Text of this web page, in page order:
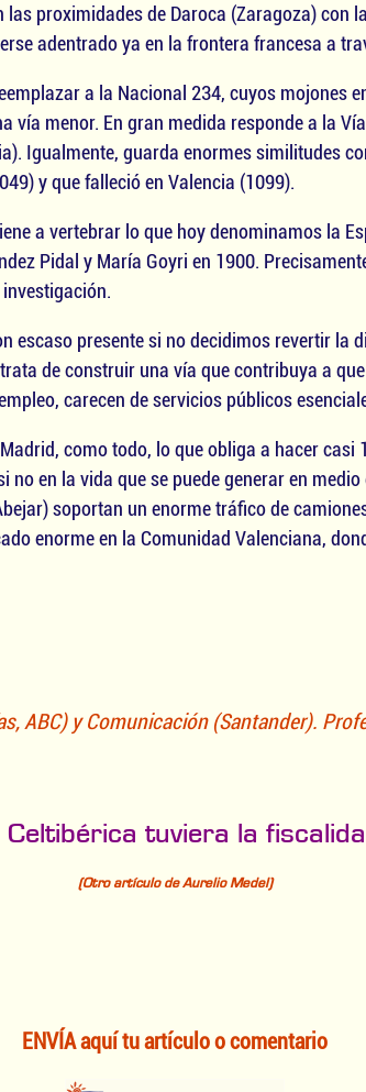
proximidades de Daroca (Zaragoza) con
adentrado ya en la frontera francesa a
a la Nacional 234, cuyos mojones
vía menor. En gran medida responde a la
Igualmente, guarda enormes similitudes
y que falleció en Valencia (1099).
a vertebrar lo que hoy denominamos la
Pidal y María Goyri en 1900.
escaso presente si no decidimos revertir la
de construir una vía que contribuya a
carecen de servicios públicos
como todo, lo que obliga a hacer
en la vida que se puede generar en
soportan un enorme tráfico de
enorme en la Comunidad Valenciana,
ABC) y Comunicación (Santander).
tuviera la
(Otro artículo de Aurelio Medel)
ENVÍA aquí tu artículo o comentario